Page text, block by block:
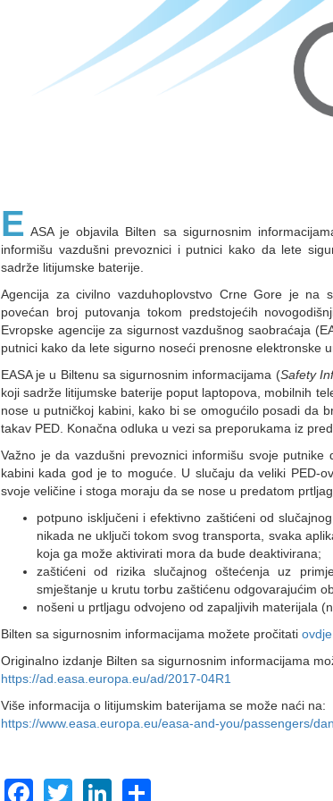
E ASA je objavila Bilten sa sigurnosnim
informišu vazdušni prevoznici i putnici kako da lete
sadrže litijumske baterije.
Agencija za civilno vazduhoplovstvo Crne Gore je na
povećan broj putovanja tokom predstojećih
Evropske agencije za sigurnost vazdušnog saobraćaja
putnici kako da lete sigurno noseći prenosne elektronske
EASA je u Biltenu sa sigurnosnim informacijama (Safety
koji sadrže litijumske baterije poput laptopova, mobilnih
nose u putničkoj kabini, kako bi se omogućilo posadi da
takav PED. Konačna odluka u vezi sa preporukama iz
Važno je da vazdušni prevoznici informišu svoje
kabini kada god je to moguće. U slučaju da veliki PED-
svoje veličine i stoga moraju da se nose u predatom
potpuno isključeni i efektivno zaštićeni od
nikada ne uključi tokom svog transporta, svaka
koja ga može aktivirati mora da bude deaktivirana;
zaštićeni od rizika slučajnog oštećenja uz
smještanje u krutu torbu zaštićenu odgovarajućim
nošeni u prtljagu odvojeno od zapaljivih materijala
Bilten sa sigurnosnim informacijama možete pročitati ovdje
Originalno izdanje Bilten sa sigurnosnim informacijama
https://ad.easa.europa.eu/ad/2017-04R1
Više informacija o litijumskim baterijama se može naći na:
https://www.easa.europa.eu/easa-and-you/passengers/
Facebook
TwitterLinkedIn